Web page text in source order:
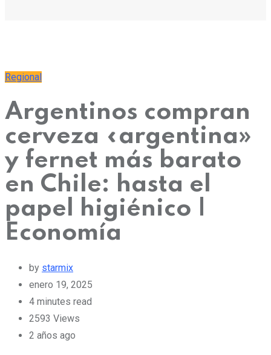
Regional
Argentinos compran
cerveza «argentina»
y fernet más barato
en Chile: hasta el
papel higiénico |
Economía
by starmix
enero 19, 2025
4 minutes read
2593 Views
2 años ago